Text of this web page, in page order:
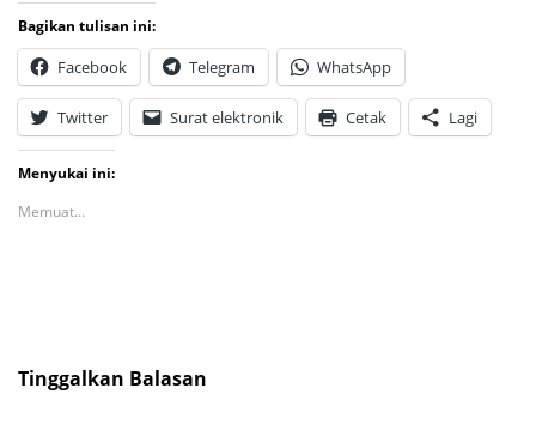
Bagikan tulisan ini:
Facebook Telegram WhatsApp
Twitter Surat elektronik Cetak Lagi
Menyukai ini:
Memuat...
Tinggalkan Balasan